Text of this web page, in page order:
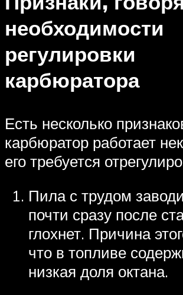
необходимости
регулировки
карбюратора
Есть несколько
карбюратор работает
его требуется
Пила с трудом
почти сразу после
глохнет. Причина
что в топливе
низкая доля октана.